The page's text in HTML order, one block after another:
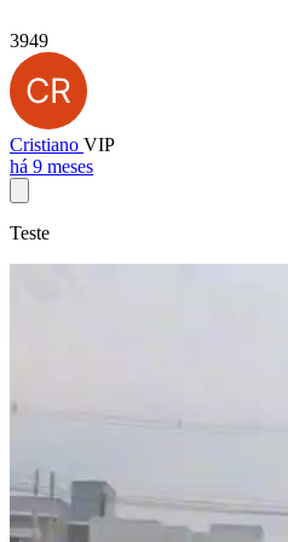
3949
Cristiano VIP
há 9 meses
Teste